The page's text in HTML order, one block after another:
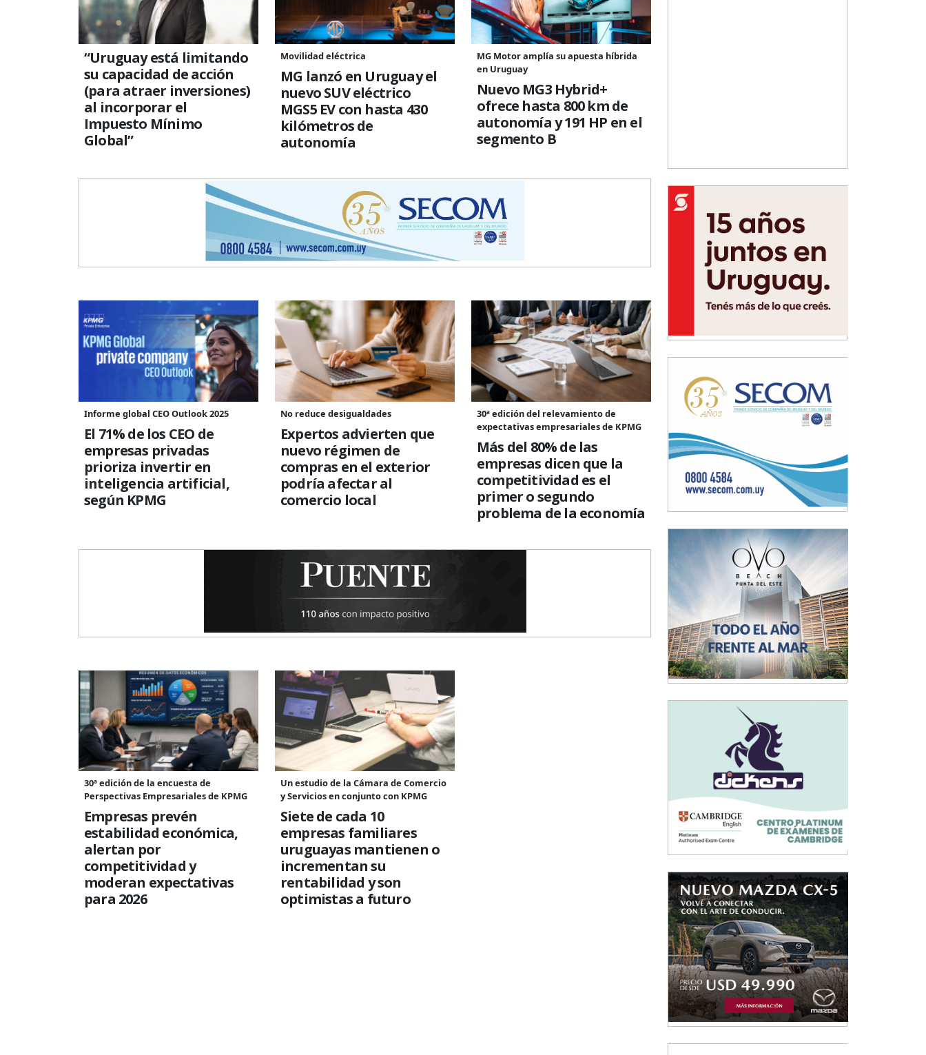
“Uruguay está limitando
su capacidad de acción
(para atraer inversiones)
al incorporar el
Impuesto Mínimo
Global”
Movilidad eléctrica
MG lanzó en Uruguay el
nuevo SUV eléctrico
MGS5 EV con hasta 430
kilómetros de
autonomía
MG Motor amplía su apuesta híbrida
en Uruguay
Nuevo MG3 Hybrid+
ofrece hasta 800 km de
autonomía y 191 HP en el
segmento B
Informe global CEO Outlook 2025
El 71% de los CEO de
empresas privadas
prioriza invertir en
inteligencia artificial,
según KPMG
No reduce desigualdades
Expertos advierten que
nuevo régimen de
compras en el exterior
podría afectar al
comercio local
30ª edición del relevamiento de
expectativas empresariales de KPMG
Más del 80% de las
empresas dicen que la
competitividad es el
primer o segundo
problema de la economía
30ª edición de la encuesta de
Perspectivas Empresariales de KPMG
Empresas prevén
estabilidad económica,
alertan por
competitividad y
moderan expectativas
para 2026
Un estudio de la Cámara de Comercio
y Servicios en conjunto con KPMG
Siete de cada 10
empresas familiares
uruguayas mantienen o
incrementan su
rentabilidad y son
optimistas a futuro